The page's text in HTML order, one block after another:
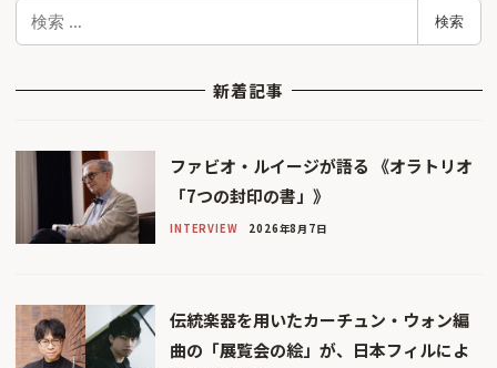
検
検索
新着記事
ファビオ・ルイージが語る 《オラトリオ
「7つの封印の書」》
INTERVIEW 2026年8月7日
伝統楽器を用いたカーチュン・ウォン編
曲の「展覧会の絵」が、日本フィルによ